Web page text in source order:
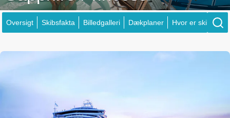
Oversigt Skibsfakta Billedgalleri Dækplaner Hvor er skibene